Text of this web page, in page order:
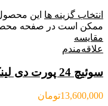
انتخاب گزینه ها این
ممکن است در صفحه
مقایسه
علاقه‌مندم
سوئیچ 24 پورت دی لینک مدل DLINK DES-1024D
13,600,000تومان